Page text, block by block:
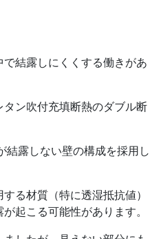
結露しにくくする働きがあ
ン吹付充填断熱のダブル断
結露しない壁の構成を採用し
る材質（特に透湿抵抗値）
起こる可能性があります。